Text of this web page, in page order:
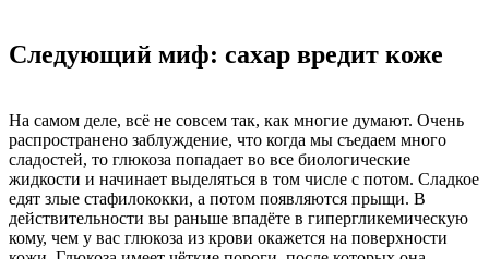
Следующий миф: сахар вредит коже
На самом деле, всё не совсем так, как многие думают. Очень
распространено заблуждение, что когда мы съедаем много
сладостей, то глюкоза попадает во все биологические
жидкости и начинает выделяться в том числе с потом. Сладкое
едят злые стафилококки, а потом появляются прыщи. В
действительности вы раньше впадёте в гипергликемическую
кому, чем у вас глюкоза из крови окажется на поверхности